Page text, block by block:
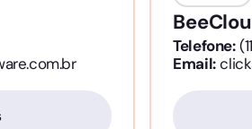
Telefone:
Email: